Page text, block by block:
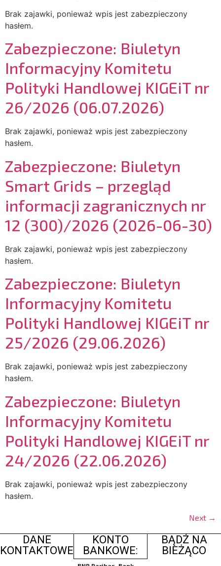
Brak zajawki, ponieważ wpis jest zabezpieczony
hasłem.
Zabezpieczone: Biuletyn
Informacyjny Komitetu
Polityki Handlowej KIGEiT nr
26/2026 (06.07.2026)
Brak zajawki, ponieważ wpis jest zabezpieczony
hasłem.
Zabezpieczone: Biuletyn
Smart Grids – przegląd
informacji zagranicznych nr
12 (300)/2026 (2026-06-30)
Brak zajawki, ponieważ wpis jest zabezpieczony
hasłem.
Zabezpieczone: Biuletyn
Informacyjny Komitetu
Polityki Handlowej KIGEiT nr
25/2026 (29.06.2026)
Brak zajawki, ponieważ wpis jest zabezpieczony
hasłem.
Zabezpieczone: Biuletyn
Informacyjny Komitetu
Polityki Handlowej KIGEiT nr
24/2026 (22.06.2026)
Brak zajawki, ponieważ wpis jest zabezpieczony
hasłem.
Next →
DANE
KONTAKTOWE
KONTO
BANKOWE:
BĄDŹ NA
BIEŻĄCO